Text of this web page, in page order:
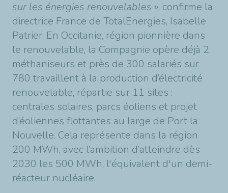
sur les énergies renouvelables », confirme la
directrice France de TotalEnergies, Isabelle
Patrier. En Occitanie, région pionnière dans
le renouvelable, la Compagnie opère déjà 2
méthaniseurs et près de 300 salariés sur
780 travaillent à la production d’électricité
renouvelable, répartie sur 11 sites :
centrales solaires, parcs éoliens et projet
d’éoliennes flottantes au large de Port la
Nouvelle. Cela représente dans la région
200 MWh, avec l’ambition d’atteindre dès
2030 les 500 MWh, l'équivalent d'un demi-
réacteur nucléaire.